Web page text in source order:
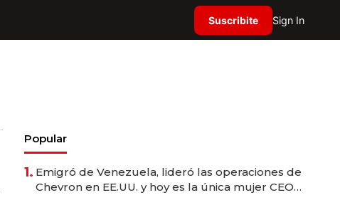
Suscribite Sign In
Popular
1. Emigró de Venezuela, lideró las operaciones de
Chevron en EE.UU. y hoy es la única mujer CEO